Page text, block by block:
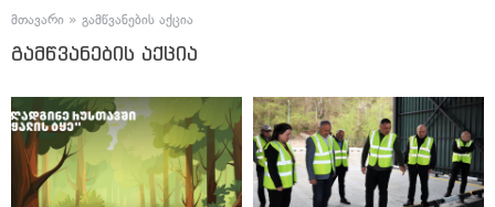
მთავარი » გამწვანების აქცია
გამწვანების აქცია